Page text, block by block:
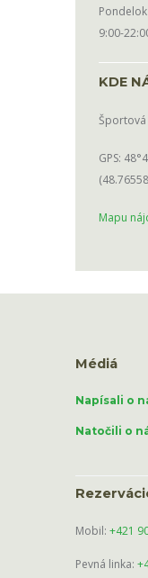
9:00-
KDE
Športová
GPS:
Mapu
Médiá
Napísali o
Natočili o
Mobil: +421
Pevná linka: